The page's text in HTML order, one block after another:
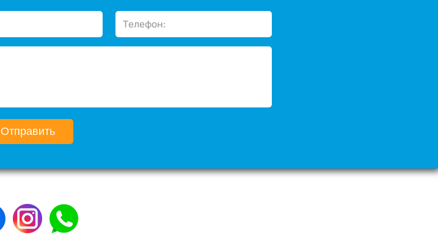
Отправить